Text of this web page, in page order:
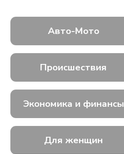
Авто-Мото
Происшествия
Экономика и финансы
Для женщин